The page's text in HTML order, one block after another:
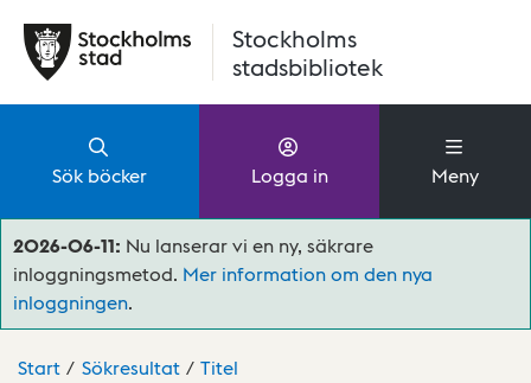
Stockholms
stadsbibliotek
Sök böcker Logga in Meny
2026-06-11: Nu lanserar vi en ny, säkrare
inloggningsmetod. Mer information om den nya
inloggningen.
Start Sökresultat Titel